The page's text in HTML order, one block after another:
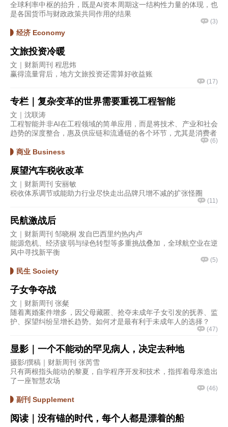
全球利率中枢的抬升，既是AI资本周期这一结构性力量的体现，也
是各国货币与财政政策共同作用的结果
(3)
经济 Economy
文旅投资冷暖
文｜财新周刊 程思炜
赢得流量背后，地方文旅投资还需算好收益账
(17)
专栏｜复杂变革的世界需要重视工程智能
文｜沈联涛
工程智能并非AI在工程领域的简单应用，而是将技术、产业和社会
趋势的深度整合，惠及供应链和流通链的各个环节，尤其是消费者
(6)
商业 Business
展望汽车税收改革
文｜财新周刊 安丽敏
税收体系调节或能助力行业尽快走出品牌只增不减的扩张怪圈
(11)
民航激战后
文｜财新周刊 邹晓桐 发自巴西里约热内卢
能源危机、经济疲弱与绿色转型等多重挑战叠加，全球航空业在逆
风中寻找新平衡
(5)
民生 Society
子女争夺战
文｜财新周刊 张粲
随着离婚案件增多，因父母藏匿、抢夺未成年子女引发的抚养、监
护、探望纠纷呈增长趋势。如何才是最有利于未成年人的选择？
(47)
显影｜一个不能动的罕见病人，决定去种地
摄影/撰稿｜财新周刊 张芮雪
只有两根指头能动的黎夏，自学程序开发和技术，指挥着母亲造出
了一座智慧农场
(46)
副刊 Supplement
阅读｜没有锚的时代，每个人都是漂着的船